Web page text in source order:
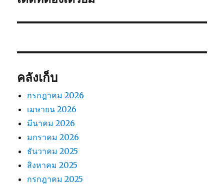
คลังเก็บ
กรกฎาคม 2026
เมษายน 2026
มีนาคม 2026
มกราคม 2026
ธันวาคม 2025
สิงหาคม 2025
กรกฎาคม 2025